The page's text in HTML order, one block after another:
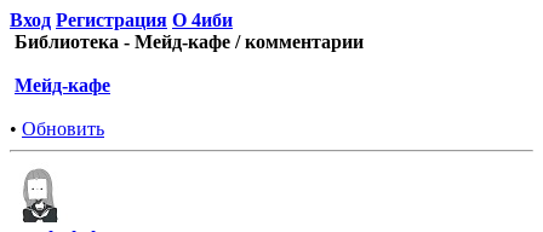
Вход Регистрация О 4иби
Библиотека - Мейд-кафе / комментарии
Мейд-кафе
• Обновить